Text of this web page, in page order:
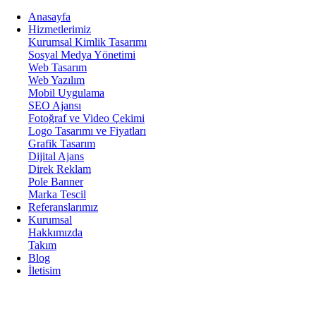
Anasayfa
Hizmetlerimiz
Kurumsal Kimlik Tasarımı
Sosyal Medya Yönetimi
Web Tasarım
Web Yazılım
Mobil Uygulama
SEO Ajansı
Fotoğraf ve Video Çekimi
Logo Tasarımı ve Fiyatları
Grafik Tasarım
Dijital Ajans
Direk Reklam
Pole Banner
Marka Tescil
Referanslarımız
Kurumsal
Hakkımızda
Takım
Blog
İletisim